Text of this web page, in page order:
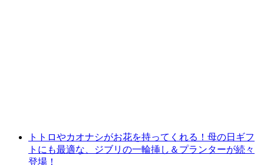
トトロやカオナシがお花を持ってくれる！母の日ギフ
トにも最適な、ジブリの一輪挿し＆プランターが続々
登場！